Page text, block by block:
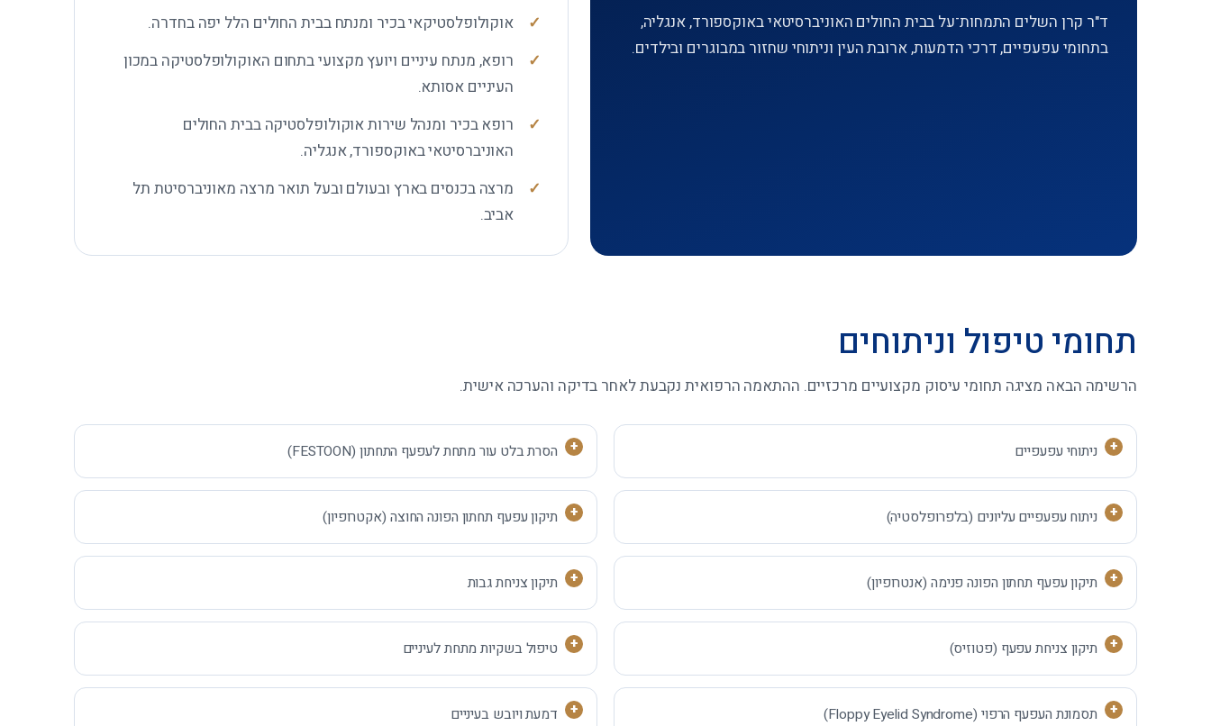
ד"ר קרן השלים התמחות־על בבית החולים האוניברסיטאי באוקספורד, אנגליה,
בתחומי עפעפיים, דרכי הדמעות, ארובת העין וניתוחי שחזור במבוגרים ובילדים.
אוקולופלסטיקאי בכיר ומנתח בבית החולים הלל יפה בחדרה.
רופא, מנתח עיניים ויועץ מקצועי בתחום האוקולופלסטיקה במכון
העיניים אסותא.
רופא בכיר ומנהל שירות אוקולופלסטיקה בבית החולים
האוניברסיטאי באוקספורד, אנגליה.
מרצה בכנסים בארץ ובעולם ובעל תואר מרצה מאוניברסיטת תל
אביב.
תחומי טיפול וניתוחים
הרשימה הבאה מציגה תחומי עיסוק מקצועיים מרכזיים. ההתאמה הרפואית נקבעת לאחר בדיקה והערכה אישית.
ניתוחי עפעפיים הסרת בלט עור מתחת לעפעף התחתון (FESTOON)
ניתוח עפעפיים עליונים (בלפרופלסטיה) תיקון עפעף תחתון הפונה החוצה (אקטרופיון)
תיקון עפעף תחתון הפונה פנימה (אנטרופיון) תיקון צניחת גבות
תיקון צניחת עפעף (פטוזיס) טיפול בשקיות מתחת לעיניים
תסמונת העפעף הרפוי (Floppy Eyelid Syndrome) דמעת ויובש בעיניים